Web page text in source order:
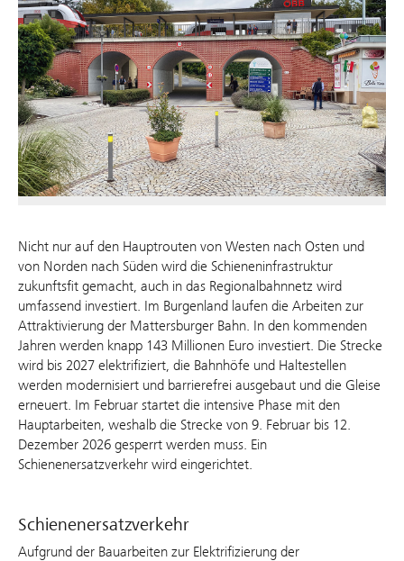
Nicht nur auf den Hauptrouten von Westen nach Osten und
von Norden nach Süden wird die Schieneninfrastruktur
zukunftsfit gemacht, auch in das Regionalbahnnetz wird
umfassend investiert. Im Burgenland laufen die Arbeiten zur
Attraktivierung der Mattersburger Bahn. In den kommenden
Jahren werden knapp 143 Millionen Euro investiert. Die Strecke
wird bis 2027 elektrifiziert, die Bahnhöfe und Haltestellen
werden modernisiert und barrierefrei ausgebaut und die Gleise
erneuert. Im Februar startet die intensive Phase mit den
Hauptarbeiten, weshalb die Strecke von 9. Februar bis 12.
Dezember 2026 gesperrt werden muss. Ein
Schienenersatzverkehr wird eingerichtet.
Schienenersatzverkehr
Aufgrund der Bauarbeiten zur Elektrifizierung der